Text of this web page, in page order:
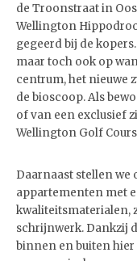
de Troonstraat in
Wellington
gegeerd bij de
maar toch ook op
centrum, het nieuwe
de bioscoop. Als
of van een exclusief
Wellington Golf
Daarnaast stellen we
appartementen met
kwaliteitsmaterialen,
schrijnwerk. Dankzij
binnen en buiten hier